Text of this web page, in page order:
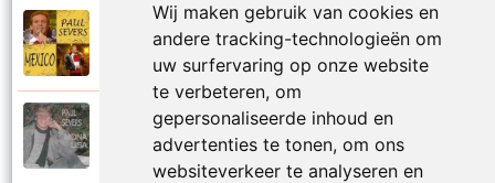
Wij maken gebruik van cookies en
andere tracking-technologieën om
uw surfervaring op onze website
te verbeteren, om
gepersonaliseerde inhoud en
advertenties te tonen, om ons
websiteverkeer te analyseren en
Paul Severs
Paul Severs
Mona Lisa